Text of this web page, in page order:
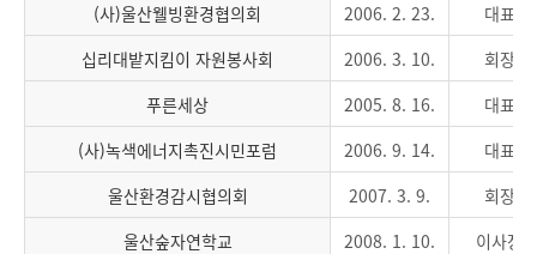
(사)울산웰빙환경협의회
2006. 2. 23.
대표
십리대밭지킴이 자원봉사회
2006. 3. 10.
회장
푸른세상
2005. 8. 16.
대표
(사)녹색에너지촉진시민포럼
2006. 9. 14.
대표
울산환경감시협의회
2007. 3. 9.
회장
울산숲자연학교
2008. 1. 10.
이사장